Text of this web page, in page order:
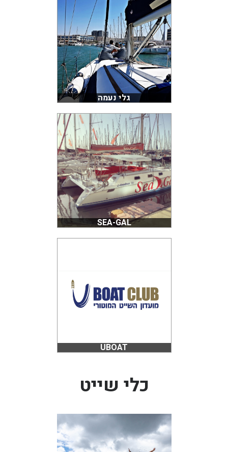
גלי נעמה
SEA-GAL
UBOAT
כלי שייט